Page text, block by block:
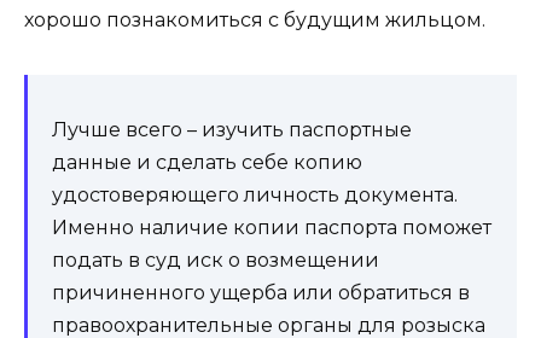
хорошо познакомиться с будущим жильцом.
Лучше всего – изучить паспортные
данные и сделать себе копию
удостоверяющего личность документа.
Именно наличие копии паспорта поможет
подать в суд иск о возмещении
причиненного ущерба или обратиться в
правоохранительные органы для розыска